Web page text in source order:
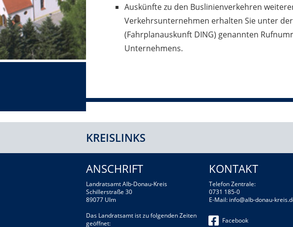
Auskünfte zu den Buslinienverkehren
Verkehrsunternehmen erhalten Sie unter
(Fahrplanauskunft DING) genannten
Unternehmens.
KREISLINKS
ANSCHRIFT
Landratsamt Alb-Donau-Kreis
Schillerstraße 30
89077 Ulm
Das Landratsamt ist zu folgenden Zeiten
geöffnet:
KONTAKT
Telefon Zentrale:
0731 185-0
E-Mail: info@alb-donau-
Facebook